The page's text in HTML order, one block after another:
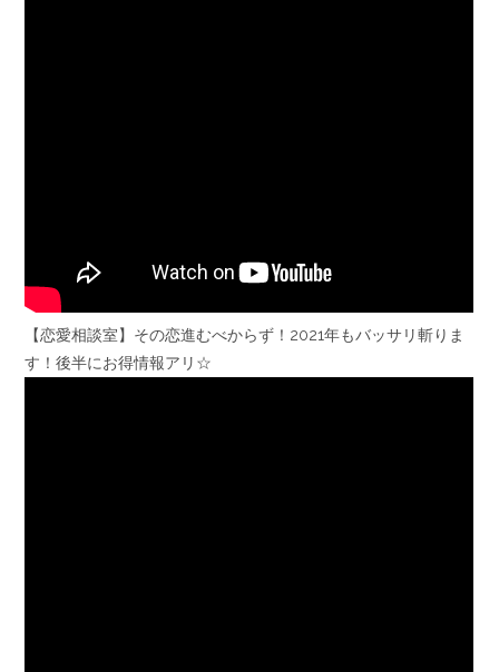
【恋愛相談室】その恋進むべからず！2021年もバッサリ斬りま
す！後半にお得情報アリ☆